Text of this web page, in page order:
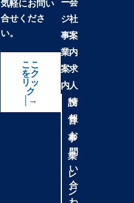
気軽にお問い
合せくださ
い。
ここ
をク
リッ
ク
│→
ー
ジ
事
業
案
内
設
営
事
業
レ
ン
会
社
案
内
求
人
情
報
お
問
い
合